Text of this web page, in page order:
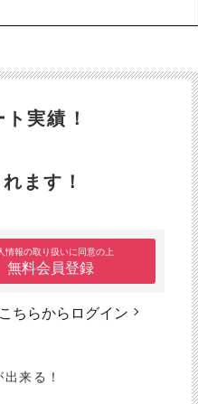
実績！
ます！
情報の取り扱いに同意の上
無料会員登録
こちらからログイン
来る！